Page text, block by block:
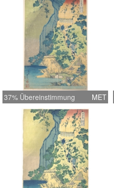
37% Übereinstimmung MET